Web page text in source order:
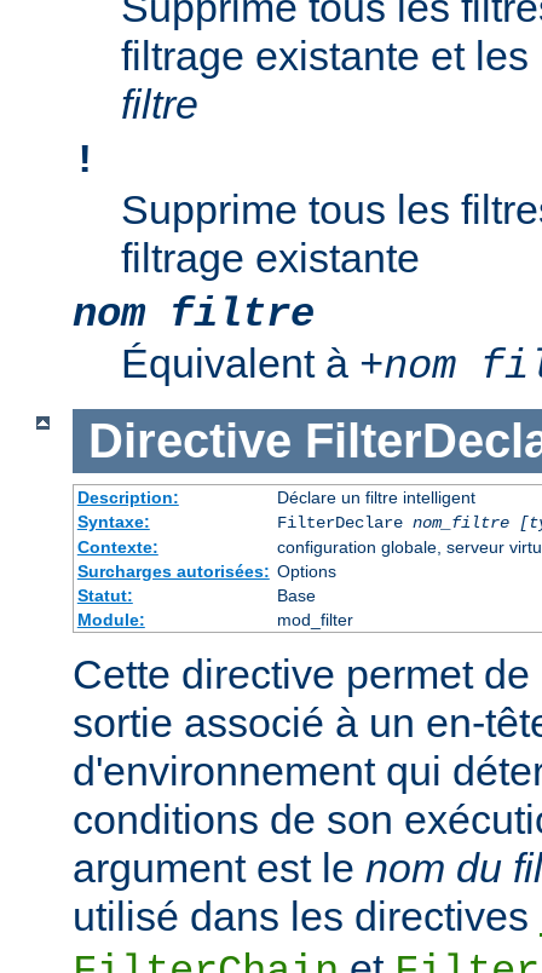
filtrage existante et
filtre
!
Supprime tous les
filtrage existante
nom filtre
Équivalent à +nom
Directive
Description:
Déclare un filtre intelligent
Syntaxe:
FilterDeclare nom_filtre
Contexte:
configuration globale, serveur
Surcharges autorisées: Options
Statut:
Base
Module:
mod_filter
Cette directive permet
sortie associé à un en-
d'environnement qui
conditions de son
argument est le nom du
utilisé dans les directives